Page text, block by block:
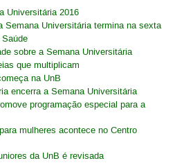
Universitária 2016
Semana Universitária termina na sexta
Saúde
sobre a Semana Universitária
que multiplicam
na UnB
encerra a Semana Universitária
programação especial para a
mulheres acontece no Centro
da UnB é revisada